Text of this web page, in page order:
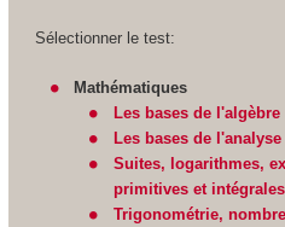
Sélectionner le test:
Mathématiques
Les bases de l'algèbre
Les bases de l'analyse
Suites, logarithmes,
primitives et intégrales
Trigonométrie,